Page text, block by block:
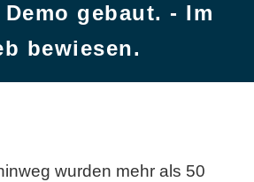
gebaut. - Im
bewiesen.
wurden mehr als 50